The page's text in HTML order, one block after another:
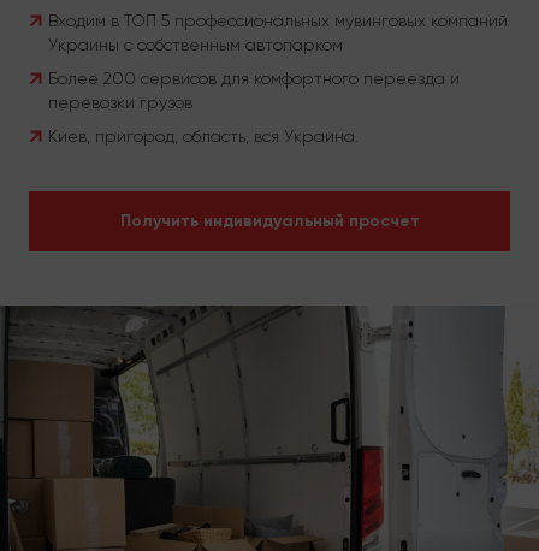
Входим в ТОП 5 профессиональных мувинговых компаний
Украины с собственным автопарком
Более 200 сервисов для комфортного переезда и
перевозки грузов
Киев, пригород, область, вся Украина.
Получить индивидуальный просчет